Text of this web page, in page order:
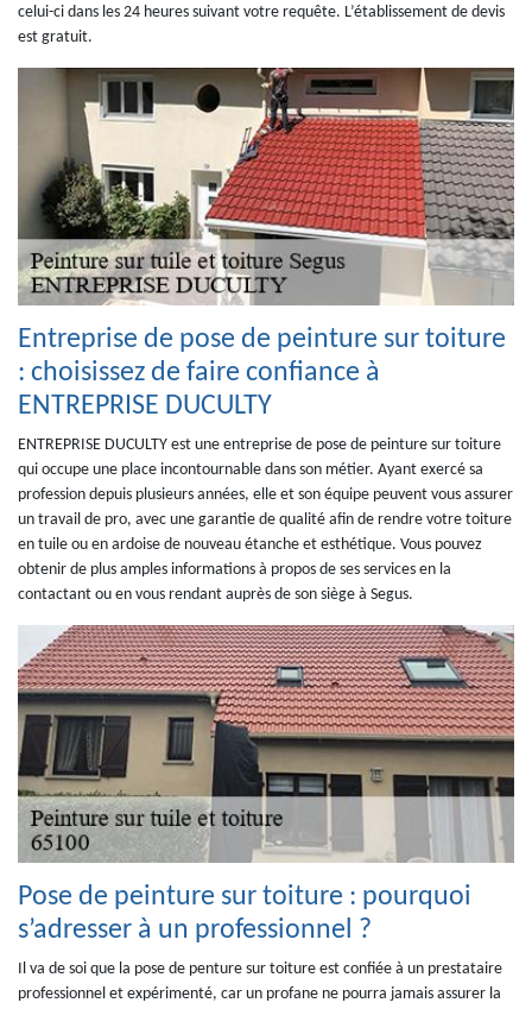
celui-ci dans les 24 heures suivant votre requête. L’établissement de devis
est gratuit.
Entreprise de pose de peinture sur toiture
: choisissez de faire confiance à
ENTREPRISE DUCULTY
ENTREPRISE DUCULTY est une entreprise de pose de peinture sur toiture
qui occupe une place incontournable dans son métier. Ayant exercé sa
profession depuis plusieurs années, elle et son équipe peuvent vous assurer
un travail de pro, avec une garantie de qualité afin de rendre votre toiture
en tuile ou en ardoise de nouveau étanche et esthétique. Vous pouvez
obtenir de plus amples informations à propos de ses services en la
contactant ou en vous rendant auprès de son siège à Segus.
Pose de peinture sur toiture : pourquoi
s’adresser à un professionnel ?
Il va de soi que la pose de penture sur toiture est confiée à un prestataire
professionnel et expérimenté, car un profane ne pourra jamais assurer la